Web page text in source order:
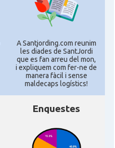
A Santjording.com reunim
les diades de SantJordi
que es fan arreu del mon,
i expliquem com fer-ne de
manera fàcil i sense
maldecaps logí­stics!
Enquestes